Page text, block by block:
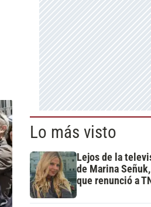
Lo más visto
Lejos de la
de Marina
que renunció a